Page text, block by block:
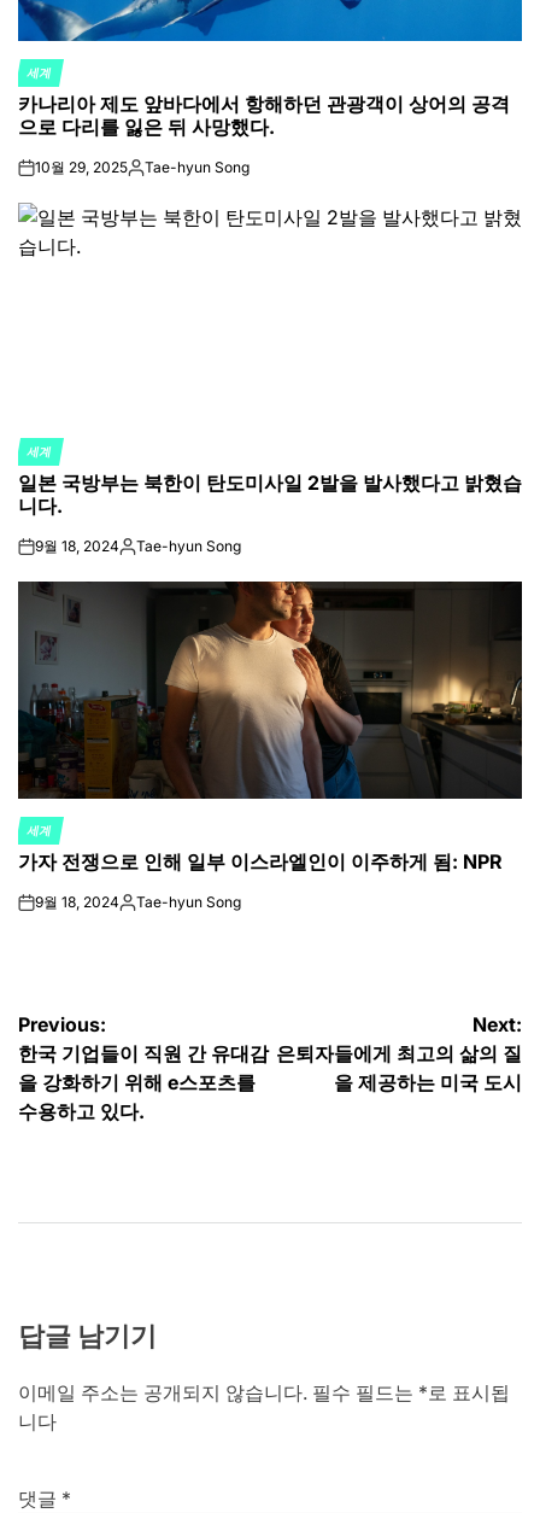
POSTED
IN
세계
카나리아 제도 앞바다에서 항해하던 관광객이 상어의 공격
으로 다리를 잃은 뒤 사망했다.
on10월 29, 2025Posted
Tae-hyun Song
POSTED
IN
세계
일본 국방부는 북한이 탄도미사일 2발을 발사했다고 밝혔습
니다.
on9월 18, 2024Posted
Tae-hyun Song
POSTED
IN
세계
가자 전쟁으로 인해 일부 이스라엘인이 이주하게 됨: NPR
on9월 18, 2024Posted
Tae-hyun Song
글
탐
색
Previous:
한국 기업들이 직원 간 유대감
을 강화하기 위해 e스포츠를
수용하고 있다.
Next:
은퇴자들에게 최고의 삶의 질
을 제공하는 미국 도시
답글 남기기
이메일 주소는 공개되지 않습니다. 필수 필드는 *로 표시됩
니다
댓글 *